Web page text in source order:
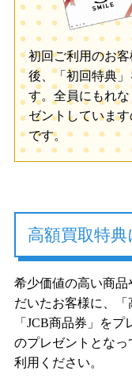
初回ご利用のお
後、「初回特典
す。全員にもれ
ゼントしていま
です。
高額買取特
希少価値の高い商
だいたお客様に、「
「JCB商品券」を
のプレゼントとな
利用ください。